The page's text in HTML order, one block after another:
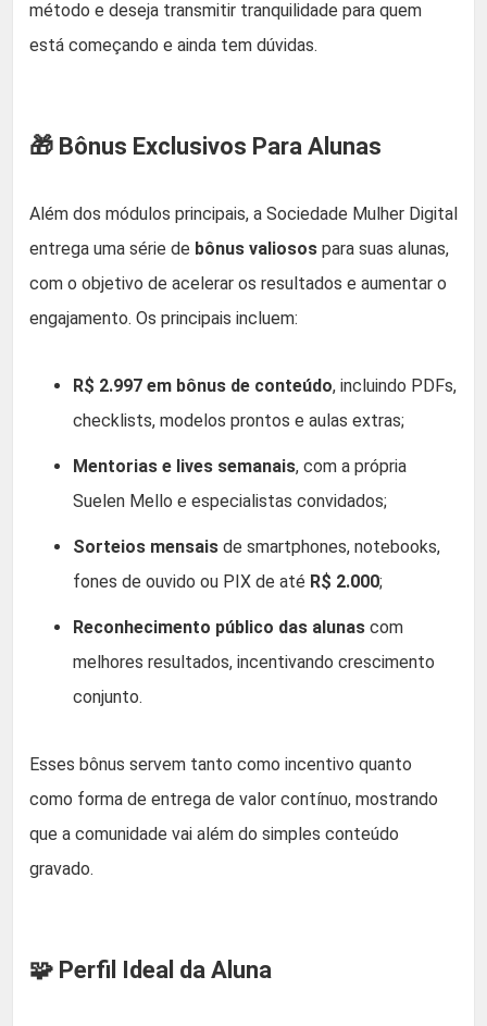
método e deseja transmitir tranquilidade para quem
está começando e ainda tem dúvidas.
🎁 Bônus Exclusivos Para Alunas
Além dos módulos principais, a Sociedade Mulher Digital
entrega uma série de bônus valiosos para suas alunas,
com o objetivo de acelerar os resultados e aumentar o
engajamento. Os principais incluem:
R$ 2.997 em bônus de conteúdo, incluindo PDFs,
checklists, modelos prontos e aulas extras;
Mentorias e lives semanais, com a própria
Suelen Mello e especialistas convidados;
Sorteios mensais de smartphones, notebooks,
fones de ouvido ou PIX de até R$ 2.000;
Reconhecimento público das alunas com
melhores resultados, incentivando crescimento
conjunto.
Esses bônus servem tanto como incentivo quanto
como forma de entrega de valor contínuo, mostrando
que a comunidade vai além do simples conteúdo
gravado.
🧩 Perfil Ideal da Aluna